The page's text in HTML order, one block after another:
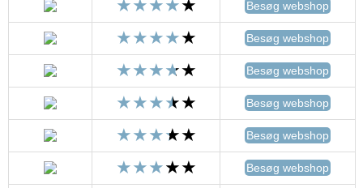
Besøg webshop
Besøg webshop
Besøg webshop
Besøg webshop
Besøg webshop
Besøg webshop